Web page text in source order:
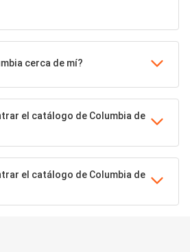
cerca de mí?
el catálogo de Columbia de
el catálogo de Columbia de